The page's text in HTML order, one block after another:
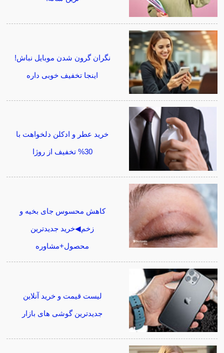
نگران گرون شدن موبایل نباش!
اینجا تخفیف خوبی داره
خرید عطر و ادکلن دلخواهت با
30% تخفیف از روژا
کاهش محسوس جای بخیه و
زخم◀خرید جدیدترین
محصول+مشاوره
لیست قیمت و خرید آنلاین
جدیدترین گوشی های بازار